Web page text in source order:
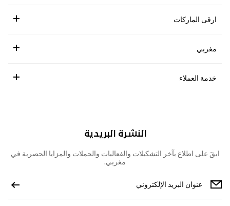
ارقى الماركات
مغربي
خدمة العملاء
النشرة البريدية
ابقَ على اطلاع بآخر التشكيلات والفعاليات والحملات والمزايا الحصرية في
مغربي.